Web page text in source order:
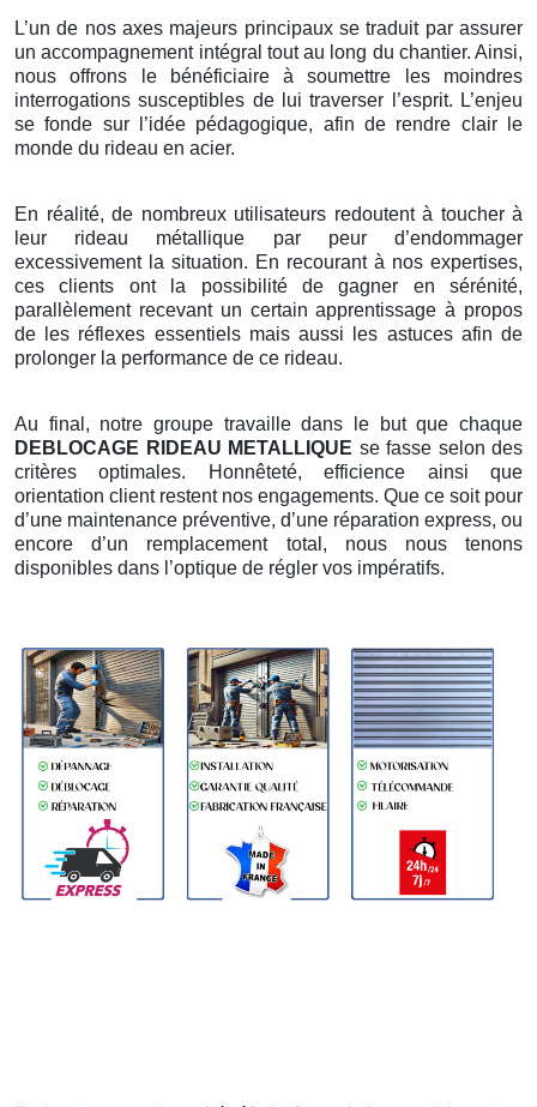
L’un de nos axes majeurs principaux se traduit par assurer
un accompagnement intégral tout au long du chantier. Ainsi,
nous offrons le bénéficiaire à soumettre les moindres
interrogations susceptibles de lui traverser l’esprit. L’enjeu
se fonde sur l’idée pédagogique, afin de rendre clair le
monde du rideau en acier.
En réalité, de nombreux utilisateurs redoutent à toucher à
leur rideau métallique par peur d’endommager
excessivement la situation. En recourant à nos expertises,
ces clients ont la possibilité de gagner en sérénité,
parallèlement recevant un certain apprentissage à propos
de les réflexes essentiels mais aussi les astuces afin de
prolonger la performance de ce rideau.
Au final, notre groupe travaille dans le but que chaque
DEBLOCAGE RIDEAU METALLIQUE se fasse selon des
critères optimales. Honnêteté, efficience ainsi que
orientation client restent nos engagements. Que ce soit pour
d’une maintenance préventive, d’une réparation express, ou
encore d’un remplacement total, nous nous tenons
disponibles dans l’optique de régler vos impératifs.